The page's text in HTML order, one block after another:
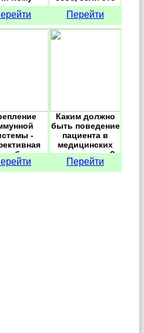
мои
зубы?!
произошло,
простыми
средствами.
Перейти
-
с
Каким должно
быть поведение
пациента в
медицинских
учреждениях?
Перейти